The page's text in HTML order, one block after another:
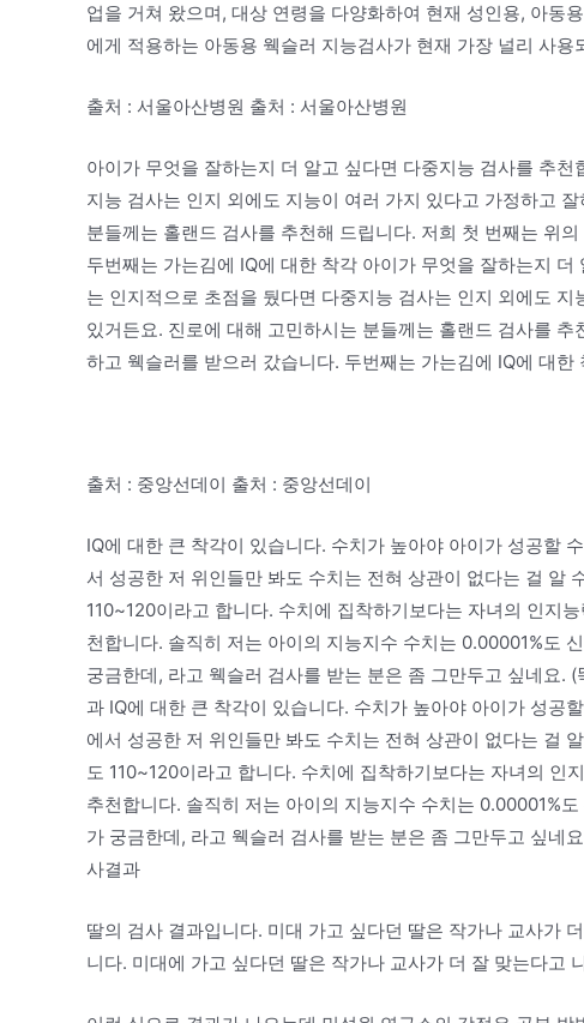
업을 거쳐 왔으며, 대상 연령을 다양화하여 현재 성인용, 아동
에게 적용하는 아동용 웩슬러 지능검사가 현재 가장 널리 사용
출처 : 서울아산병원 출처 : 서울아산병원
아이가 무엇을 잘하는지 더 알고 싶다면 다중지능 검사를 추
지능 검사는 인지 외에도 지능이 여러 가지 있다고 가정하고
분들께는 홀랜드 검사를 추천해 드립니다. 저희 첫 번째는 위
두번째는 가는김에 IQ에 대한 착각 아이가 무엇을 잘하는지
는 인지적으로 초점을 뒀다면 다중지능 검사는 인지 외에도
있거든요. 진로에 대해 고민하시는 분들께는 홀랜드 검사를
하고 웩슬러를 받으러 갔습니다. 두번째는 가는김에 IQ에 대한
출처 : 중앙선데이 출처 : 중앙선데이
IQ에 대한 큰 착각이 있습니다. 수치가 높아야 아이가 성공할
서 성공한 저 위인들만 봐도 수치는 전혀 상관이 없다는 걸 알
110~120이라고 합니다. 수치에 집착하기보다는 자녀의 인지
천합니다. 솔직히 저는 아이의 지능지수 수치는 0.00001%도
궁금한데, 라고 웩슬러 검사를 받는 분은 좀 그만두고 싶네요.
과 IQ에 대한 큰 착각이 있습니다. 수치가 높아야 아이가 성공
에서 성공한 저 위인들만 봐도 수치는 전혀 상관이 없다는 걸
도 110~120이라고 합니다. 수치에 집착하기보다는 자녀의 인
추천합니다. 솔직히 저는 아이의 지능지수 수치는 0.00001%
가 궁금한데, 라고 웩슬러 검사를 받는 분은 좀 그만두고 싶네
사결과
딸의 검사 결과입니다. 미대 가고 싶다던 딸은 작가나 교사가
니다. 미대에 가고 싶다던 딸은 작가나 교사가 더 잘 맞는다고